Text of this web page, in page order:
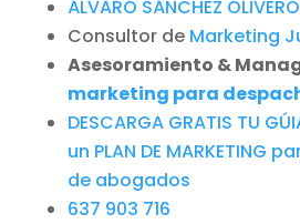
ÁLVARO SÁNCHEZ
Consultor de Marketing
Asesoramiento &
marketing para
DESCARGA GRATIS TU
un PLAN DE MARKETING
de abogados
637 903 716